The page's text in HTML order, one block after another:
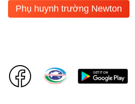
Phụ huynh trường Newton